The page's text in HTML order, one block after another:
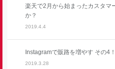
楽天で2月から始まったカスタマ
か？
2019.4.4
Instagramで販路を増やす その4
2019.3.28